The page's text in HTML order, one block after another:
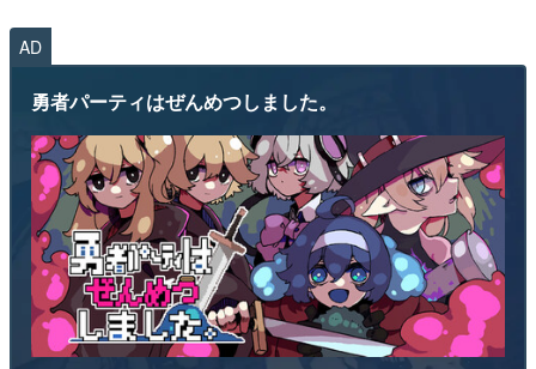
AD
勇者パーティはぜんめつしました。